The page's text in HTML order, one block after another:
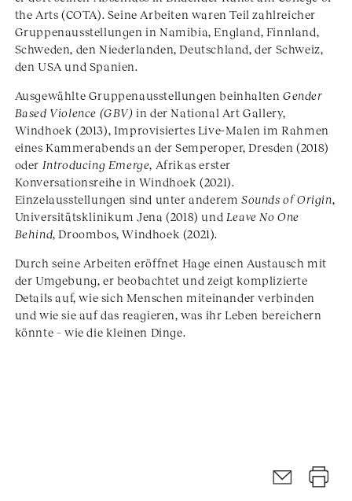
the Arts (COTA). Seine Arbeiten waren Teil zahlreicher
Gruppenausstellungen in Namibia, England, Finnland,
Schweden, den Niederlanden, Deutschland, der Schweiz,
den USA und Spanien.
Ausgewählte Gruppenausstellungen beinhaltenGender
Based Violence (GBV) in der National Art Gallery,
Windhoek (2013), Improvisiertes Live-Malen im Rahmen
eines Kammerabends an der Semperoper, Dresden (2018)
oder Introducing Emerge, Afrikas erster
Konversationsreihe in Windhoek (2021).
Einzelausstellungen sind unter anderemSounds of Origin,
Universitätsklinikum Jena (2018) und Leave No One
Behind, Droombos, Windhoek (2021).
Durch seine Arbeiten eröffnet Hage einen Austausch mit
der Umgebung, er beobachtet und zeigt komplizierte
Details auf, wie sich Menschen miteinander verbinden
und wie sie auf das reagieren, was ihr Leben bereichern
könnte – wie die kleinen Dinge.